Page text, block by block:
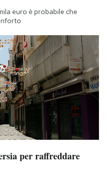
euro è probabile che
per raffreddare